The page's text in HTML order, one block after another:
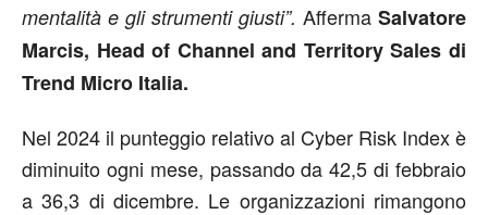
mentalità e gli strumenti giusti”. Afferma Salvatore
Marcis, Head of Channel and Territory Sales di
Trend Micro Italia.
Nel 2024 il punteggio relativo al Cyber Risk Index è
diminuito ogni mese, passando da 42,5 di febbraio
a 36,3 di dicembre. Le organizzazioni rimangono